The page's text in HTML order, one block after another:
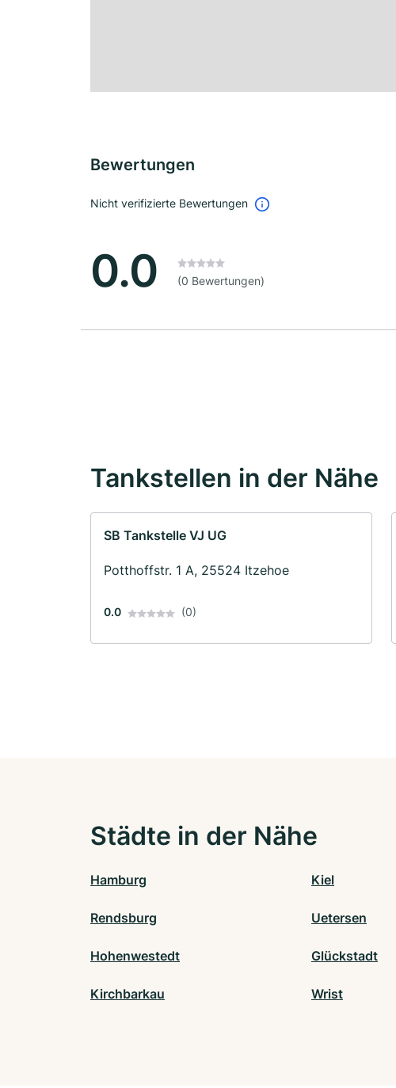
Bewertungen
Nicht verifizierte Bewertungen
0.0 (0 Bewertungen)
Tankstellen in der Nähe
SB Tankstelle VJ UG
Potthoffstr. 1 A, 25524 Itzehoe
0.0 (0)
Städte in der Nähe
Hamburg Kiel
Rendsburg Uetersen
Hohenwestedt Glückstadt
Kirchbarkau Wrist